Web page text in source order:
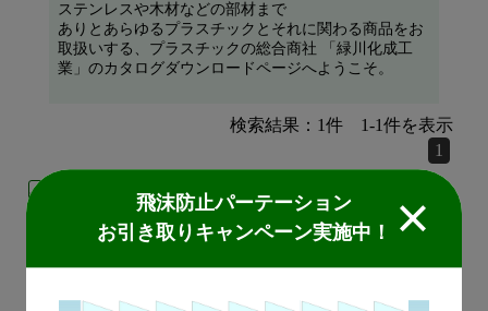
飛沫防止パーテーション
お引き取りキャンペーン実施中！
ステンレスや木材などの部材まで
ありとあらゆるプラスチックとそれに関わる商品をお
取扱いする、プラスチックの総合商社 「緑川化成工
業」のカタログダウンロードページへようこそ。
検索結果： 1件 1-1件を表示
1
飛沫対策製品